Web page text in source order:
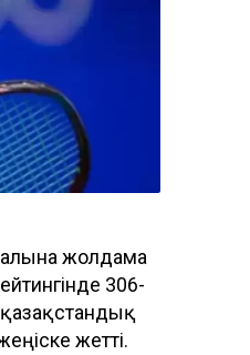
жолдама
306-
қазақстандық
жетті.